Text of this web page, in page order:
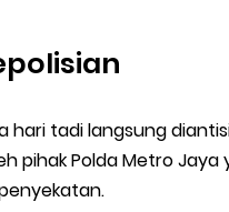
tadi langsung
pihak Polda Metro